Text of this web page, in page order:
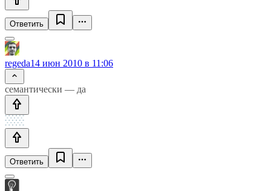
Ответить
regeda14 июн 2010 в 11:06
семантически — да
Ответить